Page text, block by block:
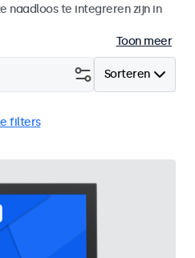
naadloos te integreren zijn in
Toon meer
Sorteren
filters